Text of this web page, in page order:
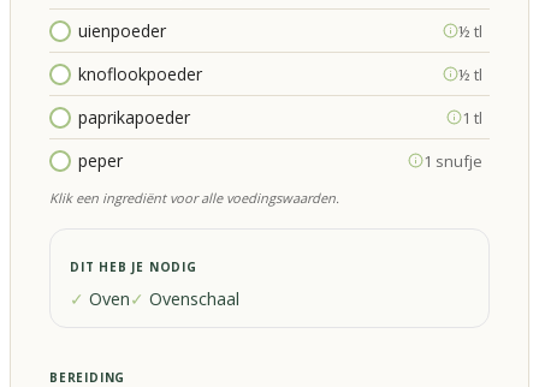
uienpoeder ½ tl
knoflookpoeder ½ tl
paprikapoeder 1 tl
peper 1 snufje
Klik een ingrediënt voor alle voedingswaarden.
DIT HEB JE NODIG
Oven Ovenschaal
BEREIDING